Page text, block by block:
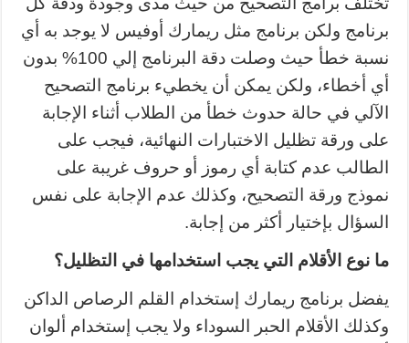
برنامج ولكن برنامج مثل ريمارك أوفيس لا يوجد به أي
نسبة خطأ حيث وصلت دقة البرنامج إلي 100% بدون
أي أخطاء، ولكن يمكن أن يخطيء برنامج التصحيح
الآلي في حالة حدوث خطأ من الطلاب أثناء الإجابة
على ورقة تظليل الاختبارات النهائية، فيجب على
الطالب عدم كتابة أي رموز أو حروف غريبة على
نموذج ورقة التصحيح، وكذلك عدم الإجابة على نفس
السؤال بإختيار أكثر من إجابة.
ما نوع الأقلام التي يجب استخدامها في التظليل؟
يفضل برنامج ريمارك إستخدام القلم الرصاص الداكن
وكذلك الأقلام الحبر السوداء ولا يجب إستخدام ألوان